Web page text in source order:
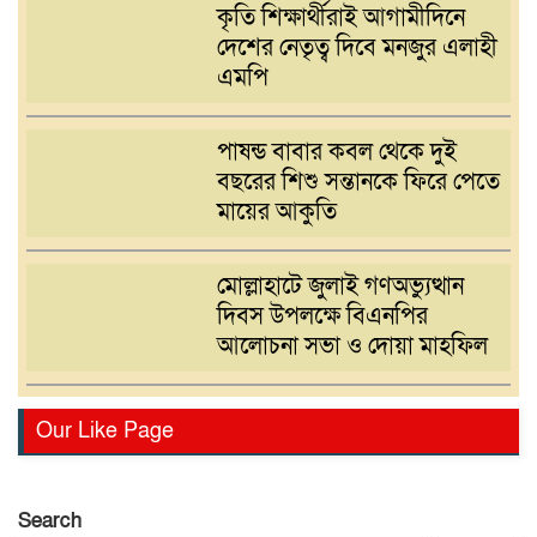
কৃতি শিক্ষার্থীরাই আগামীদিনে
দেশের নেতৃত্ব দিবে মনজুর এলাহী
এমপি
পাষন্ড বাবার কবল থেকে দুই
বছরের শিশু সন্তানকে ফিরে পেতে
মায়ের আকুতি
মোল্লাহাটে জুলাই গণঅভ্যুত্থান
দিবস উপলক্ষে বিএনপির
আলোচনা সভা ও দোয়া মাহফিল
তিন কেজি মাদক সহ তিনজন
Our Like Page
Search